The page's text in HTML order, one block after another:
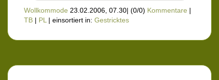
Wollkommode 23.02.2006, 07.30| (0/0) Kommentare |
TB | PL| einsortiert in: Gestricktes